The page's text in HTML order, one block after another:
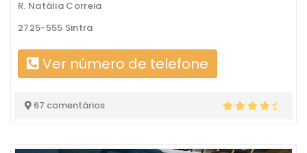
R. Natália Correia
2725-555 Sintra
Ver número de telefone
67 comentários